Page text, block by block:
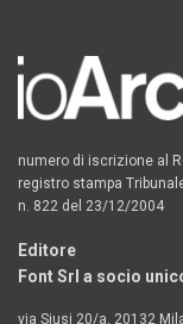
numero di iscrizione al
registro stampa
n. 822 del 23/12/2004
Editore
Font Srl a socio
via Siusi 20/a, 20132